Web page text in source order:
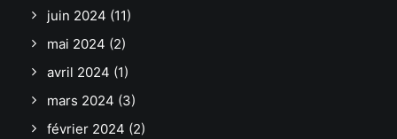
juin 2024 (11)
mai 2024 (2)
avril 2024 (1)
mars 2024 (3)
février 2024 (2)